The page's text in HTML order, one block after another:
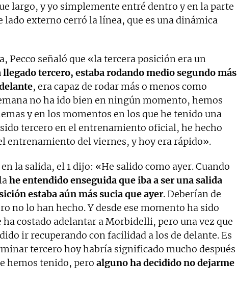
largo, y yo simplemente entré dentro y en la parte
lado externo cerró la línea, que es una dinámica
Pecco señaló que «la tercera posición era un
llegado tercero, estaba rodando medio segundo más
, era capaz de rodar más o menos como
no ha ido bien en ningún momento, hemos
y en los momentos en los que he tenido una
tercero en el entrenamiento oficial, he hecho
entrenamiento del viernes, y hoy era rápido».
la salida, el 1 dijo: «He salido como ayer. Cuando
he entendido enseguida que iba a ser una salida
estaba aún más sucia que ayer. Deberían de
no lo han hecho. Y desde ese momento ha sido
costado adelantar a Morbidelli, pero una vez que
ir recuperando con facilidad a los de delante. Es
tercero hoy habría significado mucho después
hemos tenido, pero alguno ha decidido no dejarme